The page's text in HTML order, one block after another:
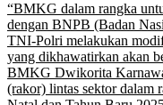
“BMKG dalam rangka
dengan BNPB (Badan
TNI-Polri melakukan
yang dikhawatirkan akan
BMKG Dwikorita
(rakor) lintas sektor dalam